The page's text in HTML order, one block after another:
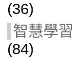
(36)
智慧學習
(84)